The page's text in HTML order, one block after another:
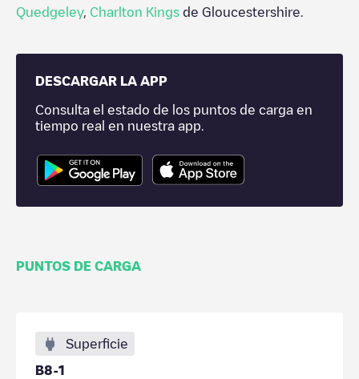
Quedgeley, Charlton Kings de Gloucestershire
DESCARGAR LA APP
Consulta el estado de los puntos de carga en
tiempo real en nuestra app.
PUNTOS DE CARGA
Superficie
B8-1